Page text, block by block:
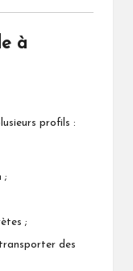
à
profils :
;
;
des